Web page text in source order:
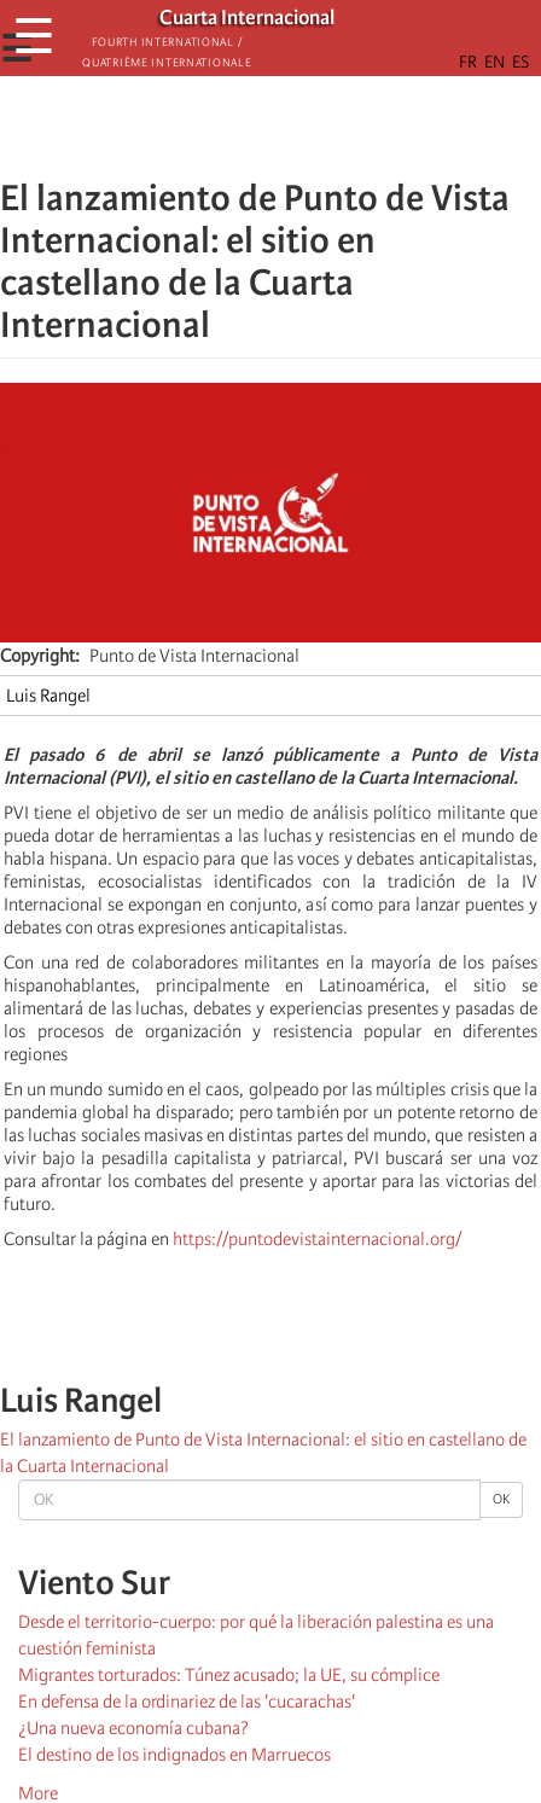
Skip
to
main
Cuarta Internacional
Fourth International /
Quatrième internationale
☰
☰
OK OK
Viento Sur
Desde el territorio-cuerpo: por qué la liberación palestina es una
cuestión feminista
Migrantes torturados: Túnez acusado; la UE, su cómplice
En defensa de la ordinariez de las 'cucarachas'
¿Una nueva economía cubana?
El destino de los indignados en Marruecos
More
El lanzamiento de Punto de Vista
Internacional: el sitio en
castellano de la Cuarta
Internacional
Copyright
Punto de Vista Internacional
Luis Rangel
El pasado 6 de abril se lanzó públicamente a Punto de Vista
Internacional (PVI), el sitio en castellano de la Cuarta Internacional.
PVI tiene el objetivo de ser un medio de análisis político militante que
pueda dotar de herramientas a las luchas y resistencias en el mundo de
habla hispana. Un espacio para que las voces y debates anticapitalistas,
feministas, ecosocialistas identificados con la tradición de la IV
Internacional se expongan en conjunto, así como para lanzar puentes y
debates con otras expresiones anticapitalistas.
Con una red de colaboradores militantes en la mayoría de los países
hispanohablantes, principalmente en Latinoamérica, el sitio se
alimentará de las luchas, debates y experiencias presentes y pasadas de
los procesos de organización y resistencia popular en diferentes
regiones
En un mundo sumido en el caos, golpeado por las múltiples crisis que la
pandemia global ha disparado; pero también por un potente retorno de
las luchas sociales masivas en distintas partes del mundo, que resisten a
vivir bajo la pesadilla capitalista y patriarcal, PVI buscará ser una voz
para afrontar los combates del presente y aportar para las victorias del
futuro.
Consultar la página en https://puntodevistainternacional.org/
Luis Rangel
El lanzamiento de Punto de Vista Internacional: el sitio en castellano de
la Cuarta Internacional